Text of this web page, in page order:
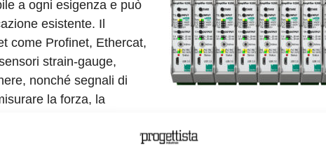
a ogni esigenza e può
esistente. Il
come Profinet, Ethercat,
strain-gauge,
nonché segnali di
la forza, la
coppia, comprese le misure combinate. Quando anche i
solo è molto più semplice, ma anche immune da
sheet). Il 9250 a singolo canale è progettato per